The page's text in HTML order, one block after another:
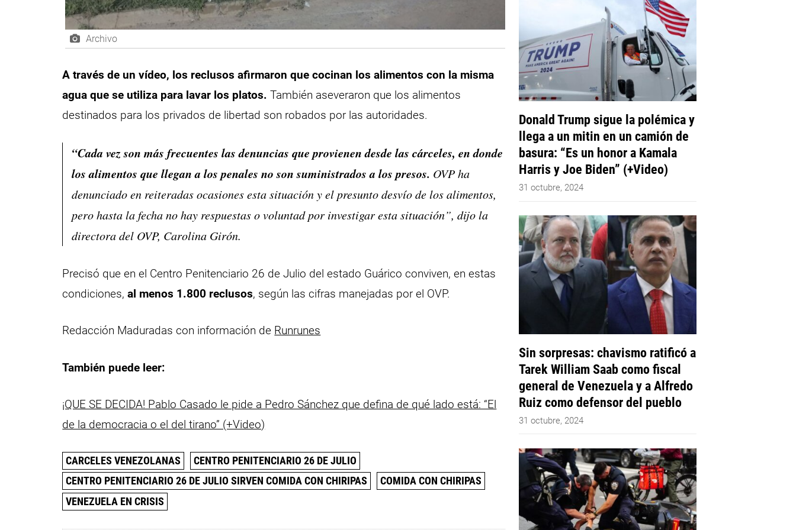
Archivo
A través de un vídeo, los reclusos afirmaron que cocinan los alimentos con la misma
agua que se utiliza para lavar los platos. También aseveraron que los alimentos
destinados para los privados de libertad son robados por las autoridades.
“Cada vez son más frecuentes las denuncias que provienen desde las cárceles, en donde
los alimentos que llegan a los penales no son suministrados a los presos. OVP ha
denunciado en reiteradas ocasiones esta situación y el presunto desvío de los alimentos,
pero hasta la fecha no hay respuestas o voluntad por investigar esta situación”, dijo la
directora del OVP, Carolina Girón.
Precisó que en el Centro Penitenciario 26 de Julio del estado Guárico conviven, en estas
condiciones, al menos 1.800 reclusos, según las cifras manejadas por el OVP.
Redacción Maduradas con información de Runrunes
También puede leer:
¡QUE SE DECIDA! Pablo Casado le pide a Pedro Sánchez que defina de qué lado está: “El
de la democracia o el del tirano” (+Video)
CARCELES VENEZOLANAS
CENTRO PENITENCIARIO 26 DE JULIO
CENTRO PENITENCIARIO 26 DE JULIO SIRVEN COMIDA CON CHIRIPAS
COMIDA CON CHIRIPAS
VENEZUELA EN CRISIS
Donald Trump sigue la polémica y
llega a un mitin en un camión de
basura: “Es un honor a Kamala
Harris y Joe Biden” (+Video)
31 octubre, 2024
Sin sorpresas: chavismo ratificó a
Tarek William Saab como fiscal
general de Venezuela y a Alfredo
Ruiz como defensor del pueblo
31 octubre, 2024